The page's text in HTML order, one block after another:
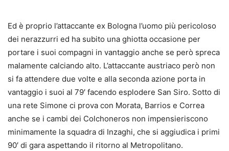
Ed è proprio l’attaccante ex Bologna l’uomo più pericoloso
dei nerazzurri ed ha subito una ghiotta occasione per
portare i suoi compagni in vantaggio anche se però spreca
malamente calciando alto. L’attaccante austriaco però non
si fa attendere due volte e alla seconda azione porta in
vantaggio i suoi al 79′ facendo esplodere San Siro. Sotto di
una rete Simone ci prova con Morata, Barrios e Correa
anche se i cambi dei Colchoneros non impensieriscono
minimamente la squadra di Inzaghi, che si aggiudica i primi
90′ di gara aspettando il ritorno al Metropolitano.